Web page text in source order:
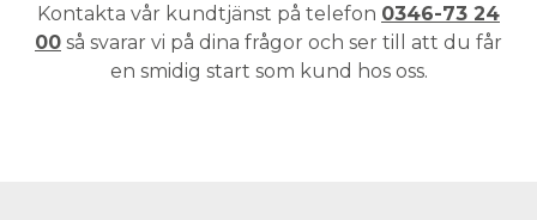
Kontakta vår kundtjänst på telefon 0346-73 24
00 så svarar vi på dina frågor och ser till att du får
en smidig start som kund hos oss.